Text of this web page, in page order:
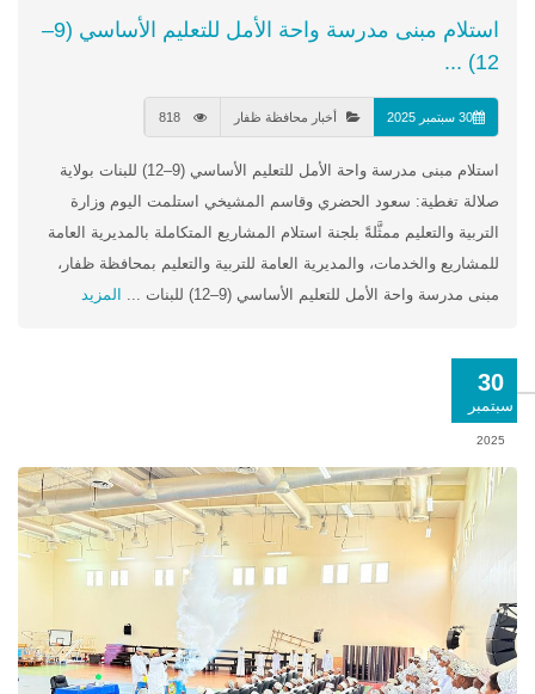
استلام مبنى مدرسة واحة الأمل للتعليم الأساسي (9–
12) ...
30 سبتمبر 2025 أخبار محافظة ظفار
استلام مبنى مدرسة واحة الأمل للتعليم الأساسي (9–12) للبنات بولاية
صلالة تغطية: سعود الحضري وقاسم المشيخي استلمت اليوم وزارة
التربية والتعليم ممثَّلةً بلجنة استلام المشاريع المتكاملة بالمديرية العامة
للمشاريع والخدمات، والمديرية العامة للتربية والتعليم بمحافظة ظفار،
مبنى مدرسة واحة الأمل للتعليم الأساسي (9–12) للبنات ...
المزيد
30
سبتمبر
2025